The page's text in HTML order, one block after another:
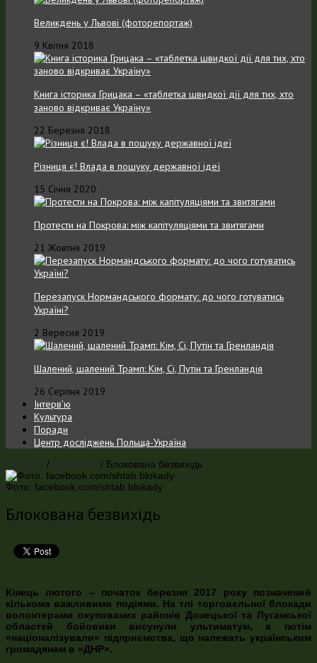
Великдень у Львові (фоторепортаж)
9 Квітня 2018
Книга історика Грицака – «таблетка швидкої дії для тих, хто
заново відкриває Україну»
22 Березня 2018
Різниця є! Влада в пошуку державної ідеї
15 Січня 2020
Протести на Покрова: між капітуляціями та звитягами
21 Жовтня 2019
Перезапуск Нормандського формату: до чого готуватись
Україні?
2 Вересня 2019
Шалений, шалений Трамп: Кім, Сі, Путін та Гренландія
26 Серпня 2019
Інтерв’ю
Культура
Поради
Центр досліджень Польща-Україна
/ / Блокована безвихідь
Фото: facebook.com/shtab.blokady
Блокована безвихідь
Кінець лютого – початок березня 2017 року позначений
кількома важливими подіями. На тлі торговельної блокади
волонтерами окупованих районів Донецької та Луганської
областей бойовики висунули ультиматум, а потім
«націоналізували» підприємства, що належать українським
громадянам в «ДНР».